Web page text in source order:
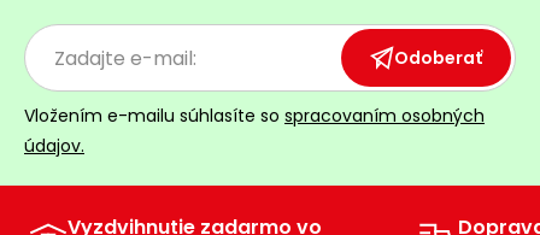
Odoberať
Vložením e-mailu súhlasíte so spracovaním osobných
údajov.
Vyzdvihnutie zadarmo vo